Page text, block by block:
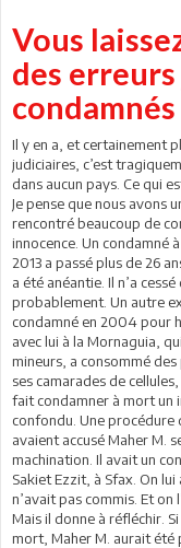
Vous
des
Il y en a, et certainement
judiciaires, c’est
dans aucun pays. Ce qui
Je pense que nous avons
rencontré beaucoup de
innocence. Un condamné
2013 a passé plus de 26
a été anéantie. Il n’a
probablement. Un autre
condamné en 2004 pour
avec lui à la Mornaguia,
mineurs, a consommé
ses camarades de
fait condamner à mort un
confondu. Une procédure
avaient accusé Maher M.
machination. Il avait un
Sakiet Ezzit, à Sfax. On
n’avait pas commis. Et on
Mais il donne à réfléchir.
mort, Maher M. aurait été